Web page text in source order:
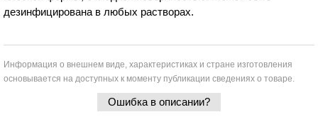
дезинфицирована в любых растворах.
Информация о внешнем виде, характеристиках и стране изготовления
основывается на доступных к моменту публикации сведениях о товаре.
Ошибка в описании?